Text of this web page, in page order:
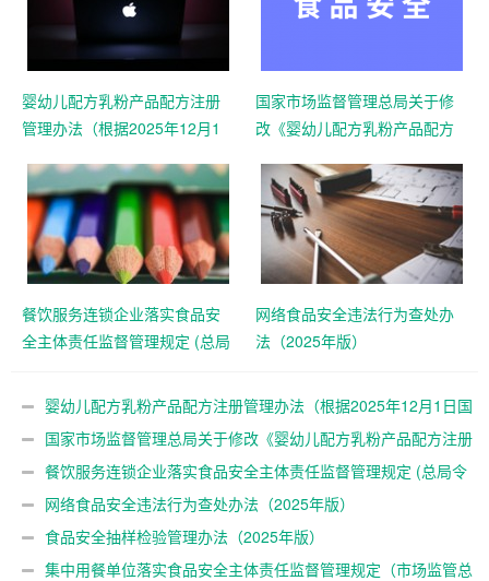
婴幼儿配方乳粉产品配方注册
管理办法（根据2025年12月1
109号修正）
国家市场监督管理总局关于修
改《婴幼儿配方乳粉产品配方
令第109号公布 自公布之日起
施行）
餐饮服务连锁企业落实食品安
全主体责任监督管理规定 (总局
网络食品安全违法行为查处办
法（2025年版）
婴幼儿配方乳粉产品配方注册管理办法（根据2025年12月1日国
家市场监督管理总局令第109号修正）
国家市场监督管理总局关于修改《婴幼儿配方乳粉产品配方注册
管理办法》的决定 （总局令第109号公布 自公布之日起施行）
餐饮服务连锁企业落实食品安全主体责任监督管理规定 (总局令
第104号公布)
网络食品安全违法行为查处办法（2025年版）
食品安全抽样检验管理办法（2025年版）
集中用餐单位落实食品安全主体责任监督管理规定（市场监管总